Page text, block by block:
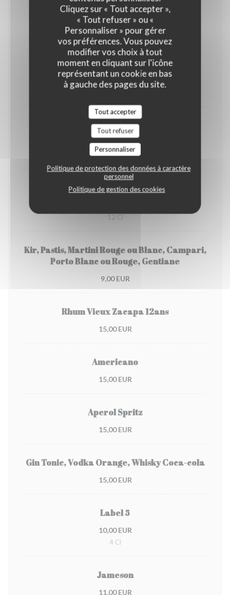
Cliquez sur « Tout accepter »,
« Tout refuser » ou «
Personnaliser » pour gérer
vos préférences. Vous pouvez
modifier vos choix à tout
moment en cliquant sur l'icône
représentant un cookie en bas
à gauche des pages du site.
Tout accepter
Tout refuser
Personnaliser
Politique de protection des données à caractère
personnel
Politique de gestion des cookies
Nos Apéritifs
Champagne Tsarine rosé
14,00 EUR
Cocktail du jour
10,00 EUR
12 Cl
Kir royal
12 Cl
Kir, Pastis, Martini Rouge ou Blanc, Campari,
Porto Blanc ou Rouge, Gentiane
9,00 EUR
Rhum Vieux Zacapa 12ans
15,00 EUR
Americano
15,00 EUR
Aperol Spritz
15,00 EUR
Gin Tonic, Vodka Orange, Whisky Coca-cola
15,00 EUR
Label 5
10,00 EUR
4 Cl
Jameson
11,00 EUR